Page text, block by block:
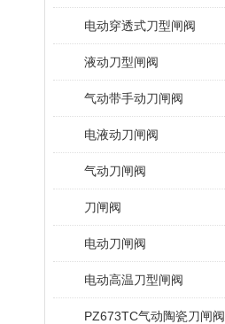
电动穿透式刀型闸阀
液动刀型闸阀
气动带手动刀闸阀
电液动刀闸阀
气动刀闸阀
刀闸阀
电动刀闸阀
电动高温刀型闸阀
PZ673TC气动陶瓷刀闸阀